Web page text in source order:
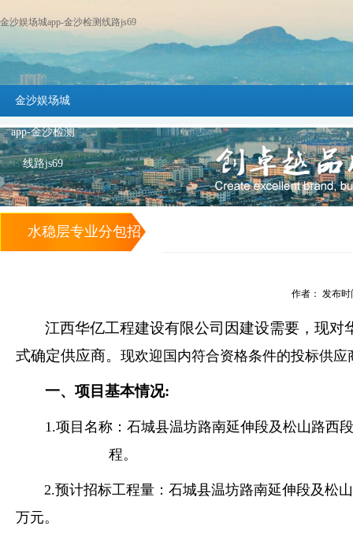
金沙娱场城app-金沙检测线路js69
金沙娱场城
app-金沙检测
线路js69
水稳层专业分包招
作者： 发布时
江西华亿工程建设有限公司 因建设需要，现对
式确定供应商。 现欢迎国内符合资格条件的投标供应
一、项目基本情况:
1.项目名称： 石城县温坊路南延伸段及松山路西
程。
2.预计招标工程量 ： 石城县温坊路南延伸段及松
万元。